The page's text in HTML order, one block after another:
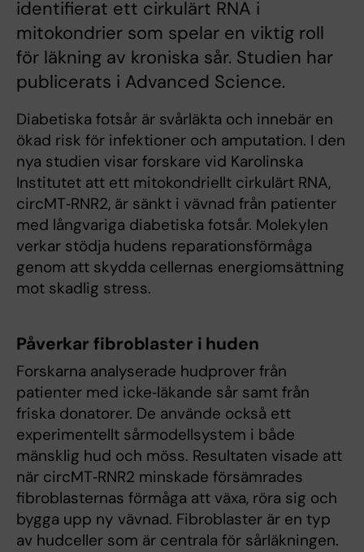
identifierat ett cirkulärt RNA i
mitokondrier som spelar en viktig roll
för läkning av kroniska sår. Studien har
publicerats i Advanced Science.
Diabetiska fotsår är svårläkta och innebär en
ökad risk för infektioner och amputation. I den
nya studien visar forskare vid Karolinska
Institutet att ett mitokondriellt cirkulärt RNA,
circMT‑RNR2, är sänkt i vävnad från patienter
med långvariga diabetiska fotsår. Molekylen
verkar stödja hudens reparationsförmåga
genom att skydda cellernas energiomsättning
mot skadlig stress.
Påverkar fibroblaster i huden
Forskarna analyserade hudprover från
patienter med icke‑läkande sår samt från
friska donatorer. De använde också ett
experimentellt sårmodellsystem i både
mänsklig hud och möss. Resultaten visade att
när circMT‑RNR2 minskade försämrades
fibroblasternas förmåga att växa, röra sig och
bygga upp ny vävnad. Fibroblaster är en typ
av hudceller som är centrala för sårläkningen.